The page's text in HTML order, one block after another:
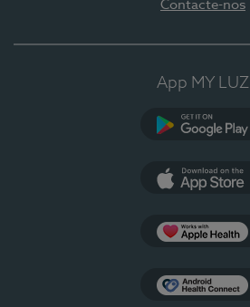
Contacte-nos
App MY LUZ